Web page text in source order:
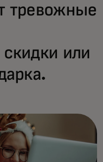
тревожные
или